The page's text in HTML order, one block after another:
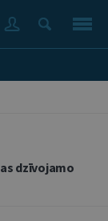
dzīvojamo